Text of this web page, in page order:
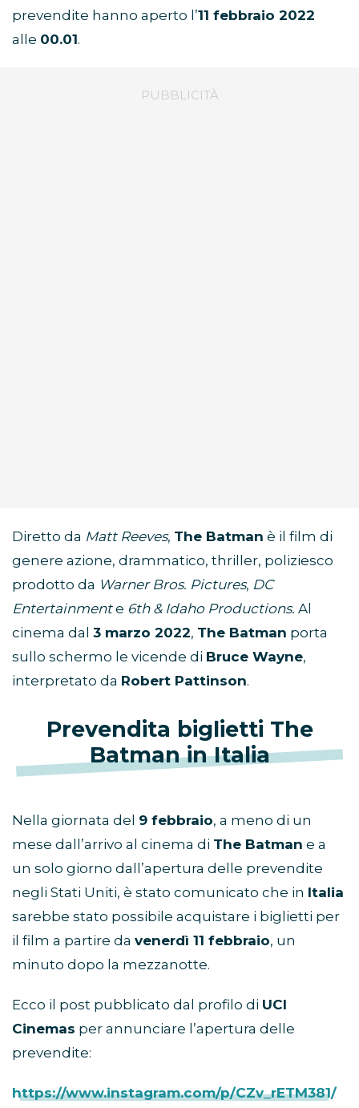
prevendite hanno aperto l’11 febbraio 2022
alle 00.01.
Diretto da Matt Reeves, The Batman è il film di
genere azione, drammatico, thriller, poliziesco
prodotto da Warner Bros. Pictures, DC
Entertainmente 6th & Idaho Productions. Al
cinema dal 3 marzo 2022, The Batman porta
sullo schermo le vicende di Bruce Wayne,
interpretato da Robert Pattinson.
Prevendita biglietti The
Batman in Italia
Nella giornata del 9 febbraio, a meno di un
mese dall’arrivo al cinema di The Batman e a
un solo giorno dall’apertura delle prevendite
negli Stati Uniti, è stato comunicato che in Italia
sarebbe stato possibile acquistare i biglietti per
il film a partire da venerdì 11 febbraio, un
minuto dopo la mezzanotte.
Ecco il post pubblicato dal profilo di UCI
Cinemas per annunciare l’apertura delle
prevendite:
https://www.instagram.com/p/CZv_rETM381/